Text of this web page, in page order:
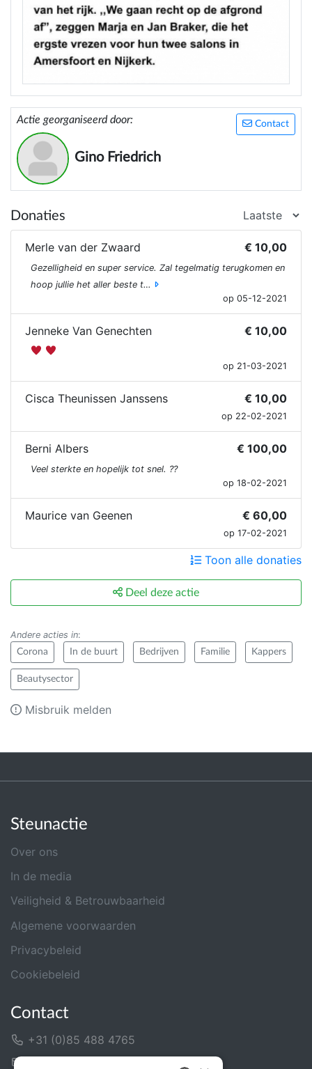
Contact
Actie georganiseerd door:
Gino Friedrich
Donaties
Merle van der Zwaard € 10,00
Gezelligheid en super service. Zal tegelmatig terugkomen en
hoop jullie het aller beste t…
op 05-12-2021
Jenneke Van Genechten € 10,00
op 21-03-2021
Cisca Theunissen Janssens € 10,00
op 22-02-2021
Berni Albers € 100,00
Veel sterkte en hopelijk tot snel. ??
op 18-02-2021
Maurice van Geenen € 60,00
op 17-02-2021
Toon alle donaties
Deel deze actie
Andere acties in:
Corona In de buurt Bedrijven Familie Kappers
Beautysector
Misbruik melden
Steunactie
Over ons
In de media
Veiligheid & Betrouwbaarheid
Algemene voorwaarden
Privacybeleid
Cookiebeleid
Contact
+31 (0)85 488 4765